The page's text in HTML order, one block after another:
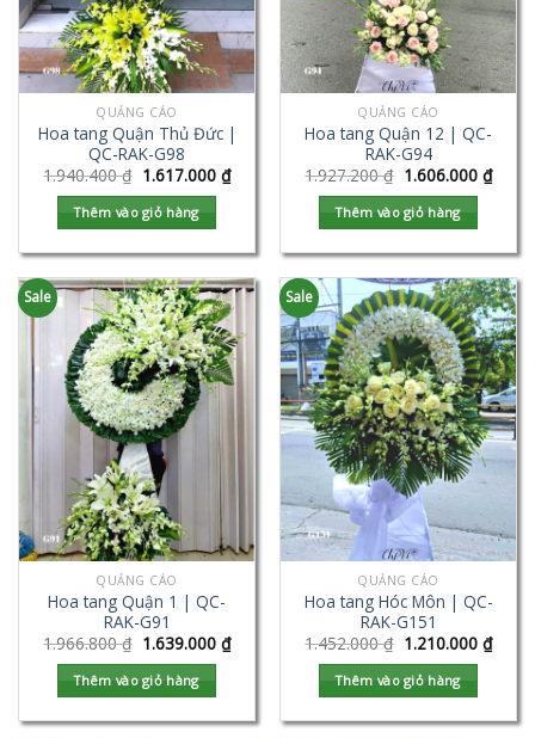
QUẢNG CÁO
Hoa tang Quận Thủ Đức |
QC-RAK-G98
1.940.400₫ 1.617.000 ₫
Thêm vào giỏ hàng
QUẢNG CÁO
Hoa tang Quận 12 | QC-
RAK-G94
1.927.200₫ 1.606.000 ₫
Thêm vào giỏ hàng
Sale
QUẢNG CÁO
Hoa tang Quận 1 | QC-
RAK-G91
1.966.800₫ 1.639.000 ₫
Thêm vào giỏ hàng
Sale
QUẢNG CÁO
Hoa tang Hóc Môn | QC-
RAK-G151
1.452.000₫ 1.210.000 ₫
Thêm vào giỏ hàng